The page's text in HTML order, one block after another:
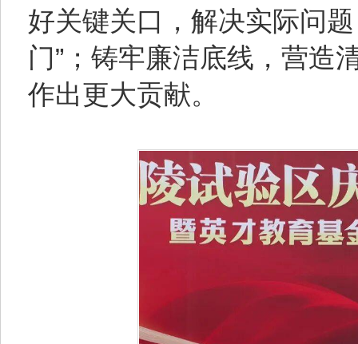
好关键关口，解决实际问
门”；铸牢廉洁底线，营造
作出更大贡献。